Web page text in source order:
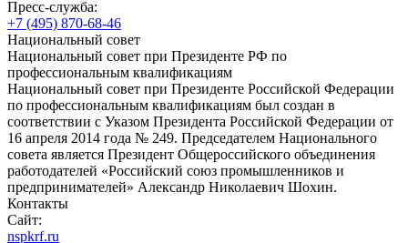
Пресс-служба:
+7 (495) 870-68-46
Национальный совет
Национальный совет при Президенте РФ по
профессиональным квалификациям
Национальный совет при Президенте Российской Федерации
по профессиональным квалификациям был создан в
соответствии с Указом Президента Российской Федерации от
16 апреля 2014 года № 249. Председателем Национального
совета является Президент Общероссийского объединения
работодателей «Российский союз промышленников и
предпринимателей» Александр Николаевич Шохин.
Контакты
Сайт:
nspkrf.ru